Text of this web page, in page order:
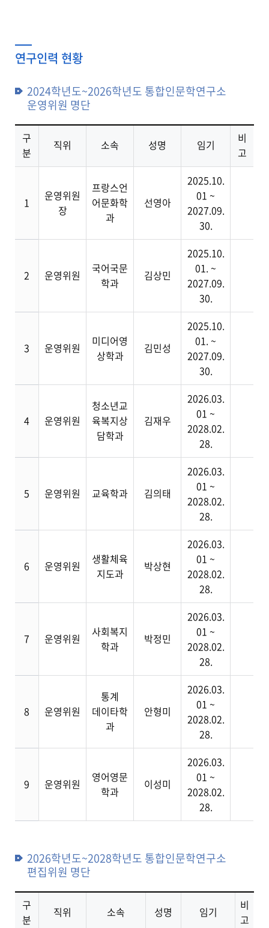
연구인력 현황
2024학년도~2026학년도 통합인문학연구소
운영위원 명단
구
분
직위 소속 성명 임기
비
고
1
운영위원
장
프랑스언
어문화학
과
선영아
2025.10.
01 ~
2027.09.
30.
2 운영위원
국어국문
학과
김상민
2025.10.
01. ~
2027.09.
30.
3 운영위원
미디어영
상학과
김민성
2025.10.
01. ~
2027.09.
30.
4 운영위원
청소년교
육복지상
담학과
김재우
2026.03.
01 ~
2028.02.
28.
5 운영위원 교육학과 김의태
2026.03.
01 ~
2028.02.
28.
6 운영위원
생활체육
지도과
박상현
2026.03.
01 ~
2028.02.
28.
7 운영위원
사회복지
학과
박정민
2026.03.
01 ~
2028.02.
28.
8 운영위원
통계
데이타학
과
안형미
2026.03.
01 ~
2028.02.
28.
9 운영위원
영어영문
학과
이성미
2026.03.
01 ~
2028.02.
28.
2026학년도~2028학년도 통합인문학연구소
편집위원 명단
구
분
직위 소속 성명 임기
비
고